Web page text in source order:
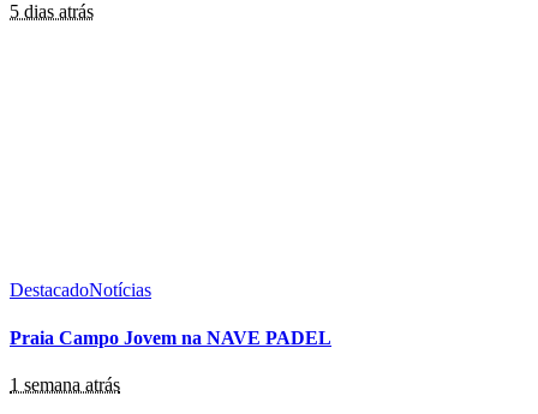
5 dias atrás
DestacadoNotícias
Praia Campo Jovem na NAVE PADEL
1 semana atrás